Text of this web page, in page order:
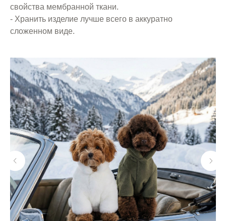
свойства мембранной ткани.
- Хранить изделие лучше всего в аккуратно
сложенном виде.